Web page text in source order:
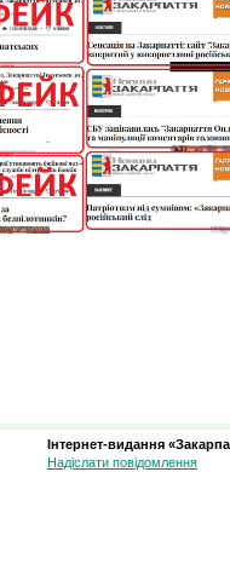
Інтернет-видання
Надіслати повідомлення